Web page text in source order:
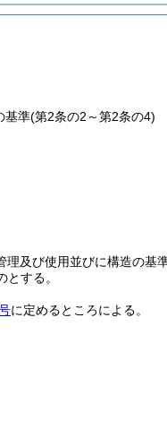
基準(第2条の2～第2条の4)
理及び使用並びに構造の基
する。
に定めるところによる。